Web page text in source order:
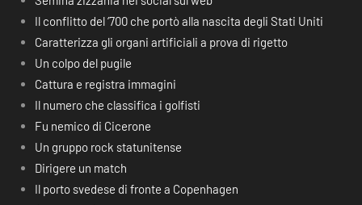
Il conflitto del ‘700 che portò alla nascita degli Stati Uniti
Caratterizza gli organi artificiali a prova di rigetto
Un colpo del pugile
Cattura e registra immagini
Il numero che classifica i golfisti
Fu nemico di Cicerone
Un gruppo rock statunitense
Dirigere un match
Il porto svedese di fronte a Copenhagen